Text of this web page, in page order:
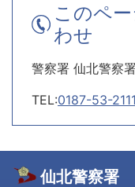
このペ
わせ
警察署 仙北警察
TEL:0187-53-2111
仙北警察署